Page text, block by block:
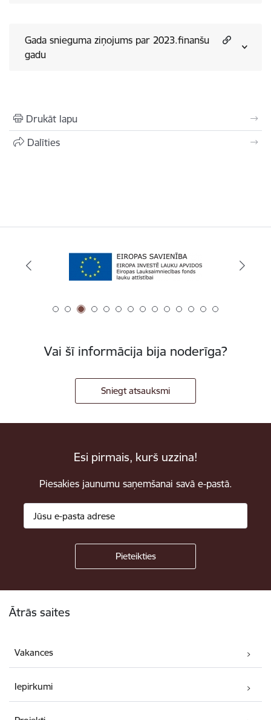
Gada snieguma ziņojums par 2023.finanšu
gadu
Drukāt lapu
Dalīties
Vai šī informācija bija noderīga?
Sniegt atsauksmi
Esi pirmais, kurš uzzina!
Piesakies jaunumu saņemšanai savā e-pastā.
Ātrās saites
Vakances
Iepirkumi